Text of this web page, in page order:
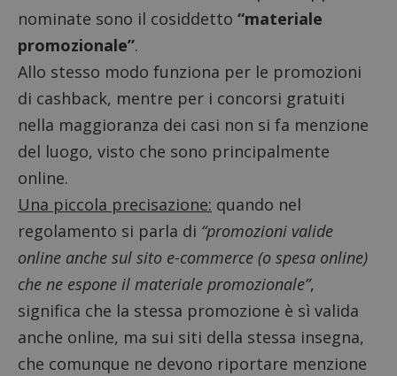
nominate sono il cosiddetto “materiale
promozionale”.
Allo stesso modo funziona per le promozioni
di cashback, mentre per i concorsi gratuiti
nella maggioranza dei casi non si fa menzione
del luogo, visto che sono principalmente
online.
Una piccola precisazione: quando nel
regolamento si parla di “promozioni valide
online anche sul sito e-commerce (o spesa online)
che ne espone il materiale promozionale”,
significa che la stessa promozione è sì valida
anche online, ma sui siti della stessa insegna,
che comunque ne devono riportare menzione